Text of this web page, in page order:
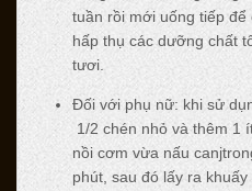
tuần rồi mới uống tiếp
hấp thụ các dưỡng chất
tươi.
Đối với phụ nữ: khi sử
1/2 chén nhỏ và thêm 1
nồi cơm vừa nấu
phút, sau đó lấy ra